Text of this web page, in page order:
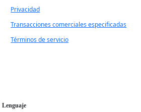
Privacidad
Transacciones comerciales especificadas
Términos de servicio
Lenguaje